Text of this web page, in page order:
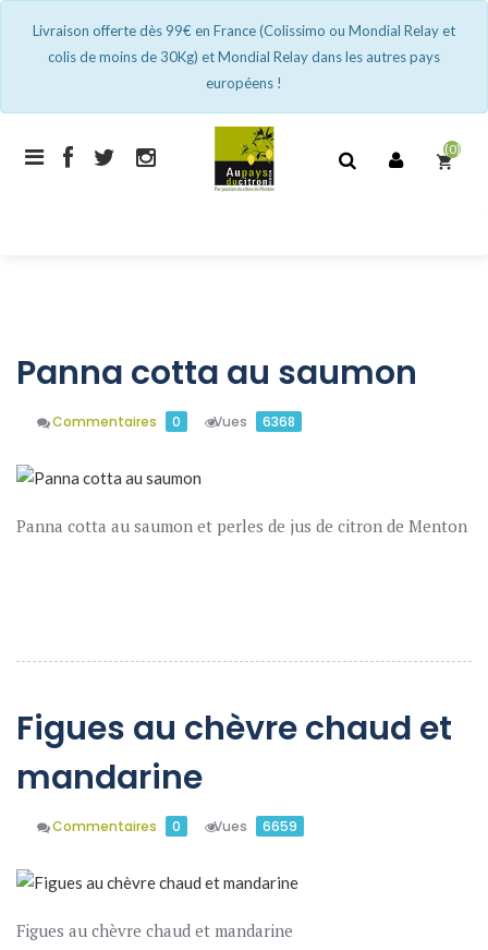
Livraison offerte dès 99€ en France (Colissimo ou Mondial Relay et
colis de moins de 30Kg) et Mondial Relay dans les autres pays
européens !
shopping_cart
(0)
Panna cotta au saumon
Commentaires 0 Vues 6368
Panna cotta au saumon et perles de jus de citron de Menton
Figues au chèvre chaud et
mandarine
Commentaires 0 Vues 6659
Figues au chèvre chaud et mandarine